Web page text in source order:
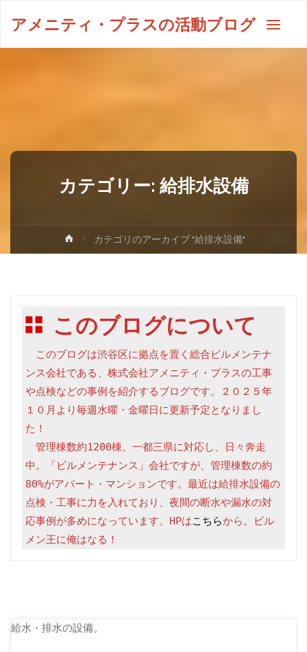
アメニティ・プラスの活動ブログ
カテゴリー: 給排水設備
カテゴリのアーカイブ "給排水設備"
このブログについて
このブログは渋谷区に拠点を置く総合ビルメンテナ
ンス会社である、株式会社アメニティ・プラスの工事
や点検などの事例を紹介するブログです。２０２５年
１０月より毎週水曜・金曜日に更新予定となりまし
た！
管理棟数約1200棟、一都三県に対応し、日々奔走
中。「ビルメンテナンス」会社ですが、管理棟数の約
80%がアパート・マンションです。最近は給排水設備の
点検・工事に力を入れており、夜間の断水や漏水の対
応事例が多めになっています。HPはこちらから。ビル
メン王に俺はなる！
給水・排水の設備。